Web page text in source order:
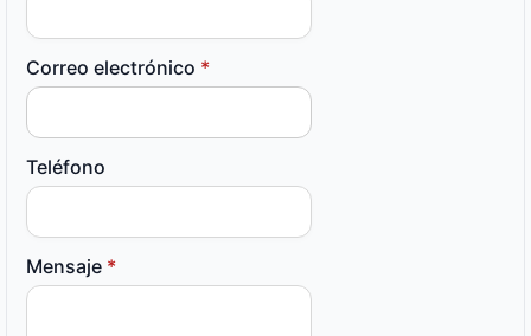
Correo electrónico *
Teléfono
Mensaje *